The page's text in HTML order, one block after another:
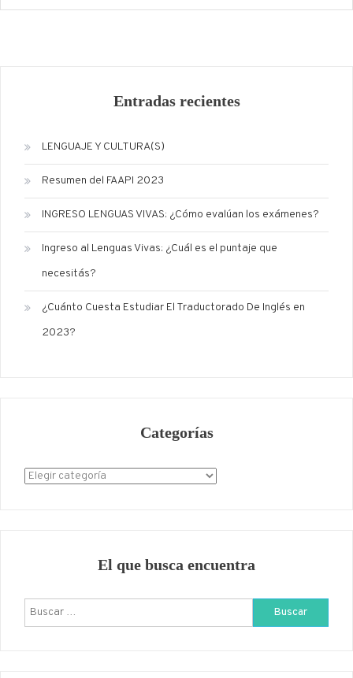
Entradas recientes
LENGUAJE Y CULTURA(S)
Resumen del FAAPI 2023
INGRESO LENGUAS VIVAS: ¿Cómo evalúan los exámenes?
Ingreso al Lenguas Vivas: ¿Cuál es el puntaje que
necesitás?
¿Cuánto Cuesta Estudiar El Traductorado De Inglés en
2023?
Categorías
Categorías
El que busca encuentra
Buscar: